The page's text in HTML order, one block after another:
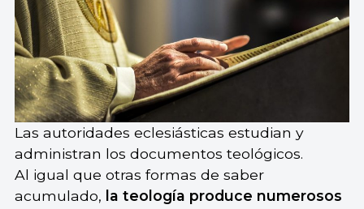
Las autoridades eclesiásticas estudian y
administran los documentos teológicos.
Al igual que otras formas de saber
acumulado, la teología produce numerosos